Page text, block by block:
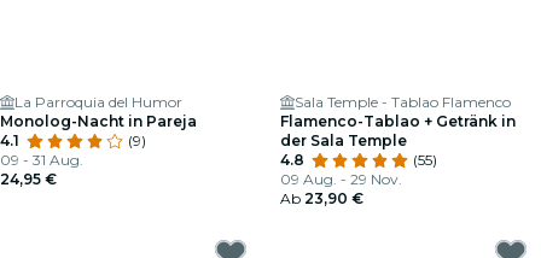
La Parroquia del Humor
Monolog-Nacht in Pareja
4.1
(9)
09 - 31 Aug.
24,95 €
Sala Temple - Tablao Flamenco
Flamenco-Tablao + Getränk in
der Sala Temple
4.8
(55)
09 Aug. - 29 Nov.
Ab 23,90 €